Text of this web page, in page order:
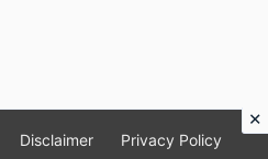
Disclaimer Privacy Policy